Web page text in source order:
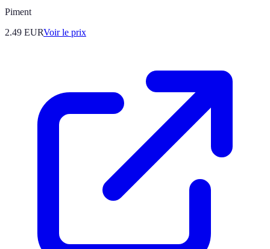
Piment
2.49 EURVoir le prix